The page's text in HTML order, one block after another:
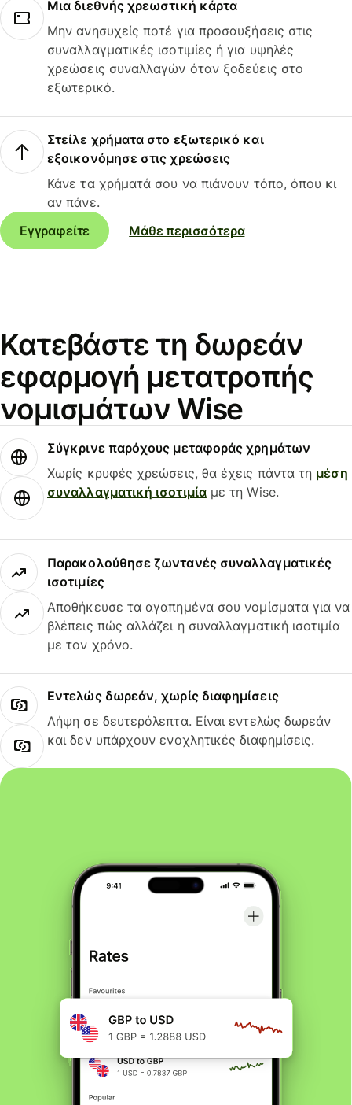
Μια διεθνής χρεωστική κάρτα
Μην ανησυχείς ποτέ για προσαυξήσεις στις
συναλλαγματικές ισοτιμίες ή για υψηλές
χρεώσεις συναλλαγών όταν ξοδεύεις στο
εξωτερικό.
Στείλε χρήματα στο εξωτερικό και
εξοικονόμησε στις χρεώσεις
Κάνε τα χρήματά σου να πιάνουν τόπο, όπου κι
αν πάνε.
Εγγραφείτε
Μάθε περισσότερα
Κατεβάστε τη δωρεάν
εφαρμογή μετατροπής
νομισμάτων Wise
Σύγκρινε παρόχους μεταφοράς χρημάτων
Χωρίς κρυφές χρεώσεις, θα έχεις πάντα τη μέση
συναλλαγματική ισοτιμίαμε τη Wise.
Παρακολούθησε ζωντανές συναλλαγματικές
ισοτιμίες
Αποθήκευσε τα αγαπημένα σου νομίσματα για να
βλέπεις πώς αλλάζει η συναλλαγματική ισοτιμία
με τον χρόνο.
Εντελώς δωρεάν, χωρίς διαφημίσεις
Λήψη σε δευτερόλεπτα. Είναι εντελώς δωρεάν
και δεν υπάρχουν ενοχλητικές διαφημίσεις.